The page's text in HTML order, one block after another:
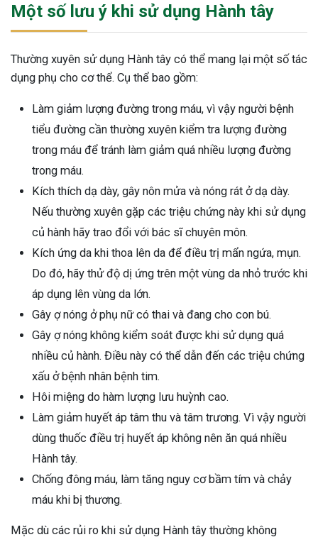
Một số lưu ý khi sử dụng Hành tây
Thường xuyên sử dụng Hành tây có thể mang lại một số tác
dụng phụ cho cơ thể. Cụ thể bao gồm:
Làm giảm lượng đường trong máu, vì vậy người bệnh
tiểu đường cần thường xuyên kiểm tra lượng đường
trong máu để tránh làm giảm quá nhiều lượng đường
trong máu.
Kích thích dạ dày, gây nôn mửa và nóng rát ở dạ dày.
Nếu thường xuyên gặp các triệu chứng này khi sử dụng
củ hành hãy trao đổi với bác sĩ chuyên môn.
Kích ứng da khi thoa lên da để điều trị mẩn ngứa, mụn.
Do đó, hãy thử độ dị ứng trên một vùng da nhỏ trước khi
áp dụng lên vùng da lớn.
Gây ợ nóng ở phụ nữ có thai và đang cho con bú.
Gây ợ nóng không kiểm soát được khi sử dụng quá
nhiều củ hành. Điều này có thể dẫn đến các triệu chứng
xấu ở bệnh nhân bệnh tim.
Hôi miệng do hàm lượng lưu huỳnh cao.
Làm giảm huyết áp tâm thu và tâm trương. Vì vậy người
dùng thuốc điều trị huyết áp không nên ăn quá nhiều
Hành tây.
Chống đông máu, làm tăng nguy cơ bầm tím và chảy
máu khi bị thương.
Mặc dù các rủi ro khi sử dụng Hành tây thường không